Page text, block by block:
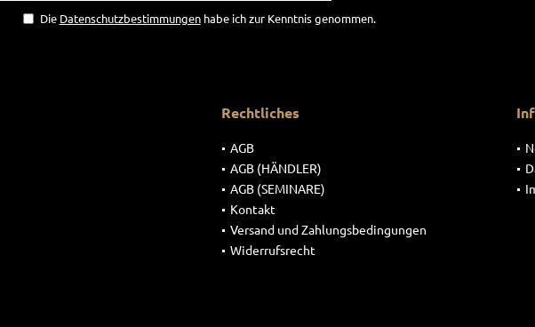
Die Datenschutzbestimmungenhabe ich zur Kenntnis genommen.
Rechtliches
AGB
AGB (HÄNDLER)
AGB (SEMINARE)
Kontakt
Versand und Zahlungsbedingungen
Widerrufsrecht